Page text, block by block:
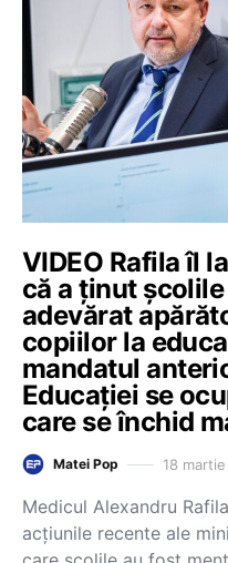
VIDEO Rafila îl
că a ținut
adevărat
copiilor la
mandatul
Educației se
care se închid
Matei Pop 18
Medicul Alexandru
acțiunile recente ale